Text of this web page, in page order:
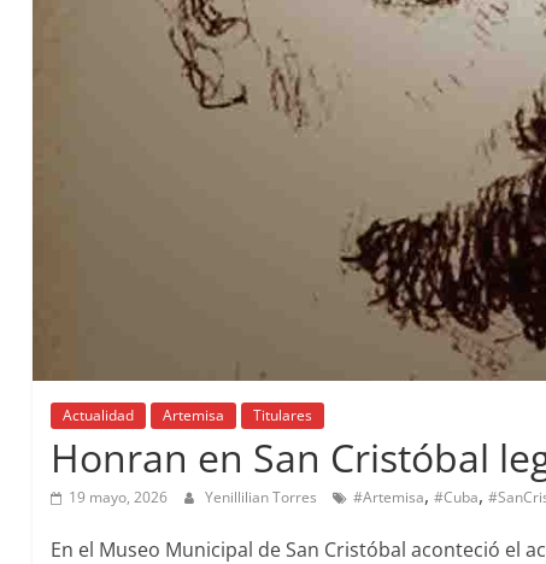
Actualidad Artemisa Titulares
Honran en San Cristóbal
19 mayo, 2026 Yenillilian Torres #Artemisa, #Cuba,
En el Museo Municipal de San Cristóbal aconteció el